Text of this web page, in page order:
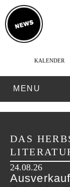
KALENDER
MENU
DAS
24.08.26